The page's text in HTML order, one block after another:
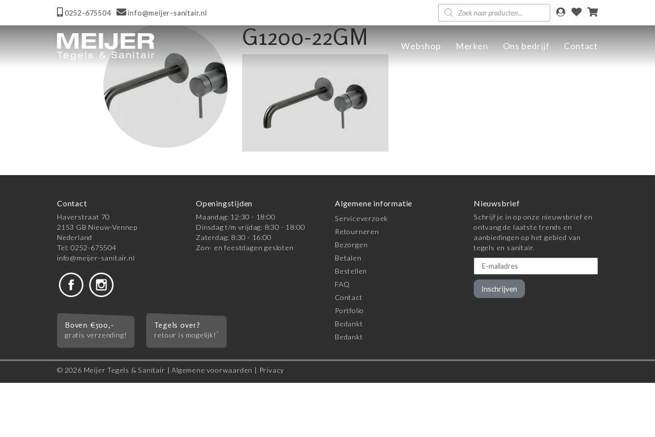
0252-675504 info@meijer-sanitair.nl
Producten
zoeken
Webshop Merken Ons bedrijf Contact
G1200-22GM
Contact
Haverstraat 70
2153 GB Nieuw-Vennep
Nederland
Tel: 0252-675504
info@meijer-sanitair.nl
Openingstijden
Maandag: 12:30 - 18:00
Dinsdag t/m vrijdag: 8:30 - 18:00
Zaterdag: 8:30 - 16:00
Zon- en feestdagen gesloten
Boven €500,-
gratis verzending!
Tegels over?
retour is mogelijk! *
Algemene informatie
Serviceverzoek
Retourneren
Bezorgen
Betalen
Bestellen
FAQ
Contact
Portfolio
Bedankt
Bedankt
Nieuwsbrief
Schrijf je in op onze nieuwsbrief en
ontvang de laatste trends en
aanbiedingen op het gebied van
tegels en sanitair.
Inschrijven
© 2026 Meijer Tegels & Sanitair |Algemene voorwaarden | Privacy